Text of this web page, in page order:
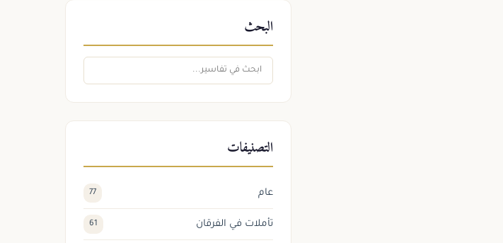
البحث
التصنيفات
عام 77
تأملات في الفرقان 61